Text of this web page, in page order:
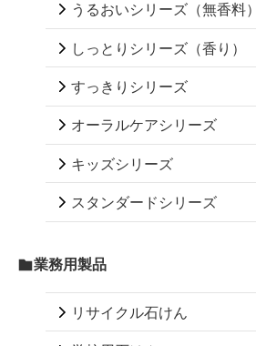
うるおいシリーズ（無香料）
しっとりシリーズ（香り）
すっきりシリーズ
オーラルケアシリーズ
キッズシリーズ
スタンダードシリーズ
業務用製品
リサイクル石けん